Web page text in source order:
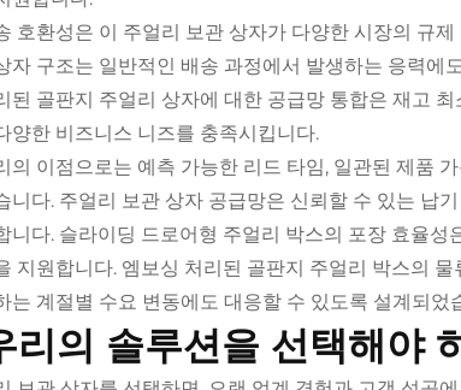
호환성은 이 주얼리 보관 상자가 다양한 시장의 규
자 구조는 일반적인 배송 과정에서 발생하는 응력에
된 골판지 주얼리 상자에 대한 공급망 통합은 재고
양한 비즈니스 니즈를 충족시킵니다.
의 이점으로는 예측 가능한 리드 타임, 일관된 제품
니다. 주얼리 보관 상자 공급망은 신뢰할 수 있는 납
니다. 슬라이딩 드로어형 주얼리 박스의 포장 효율
지원합니다. 엠보싱 처리된 골판지 주얼리 박스의
는 계절별 수요 변동에도 대응할 수 있도록 설계되었
리의 솔루션을 선택해야